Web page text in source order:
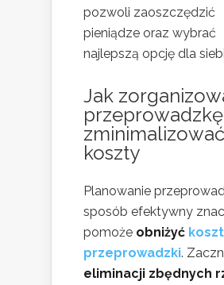
pozwoli zaoszczędzić
pieniądze oraz wybrać
najlepszą opcję dla
Jak
zminimalizować
koszty
Planowanie
sposób efektywny
pomoże obniżyć
przeprowadzki.
eliminacji zbędnych